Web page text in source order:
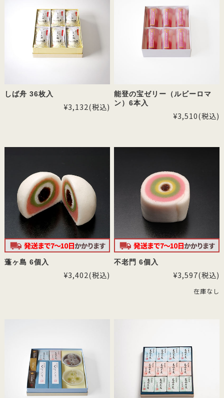
しば舟 36枚入
¥3,132(税込)
能登の宝ゼリー（ルビーロマ
ン）6本入
¥3,510(税込)
蓬ヶ島 6個入
¥3,402(税込)
不老門 6個入
¥3,597(税込)
在庫なし